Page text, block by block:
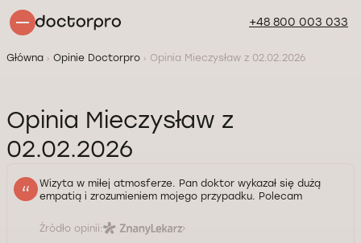
+48 800 003 033
Główna Opinie Doctorpro Opinia Mieczysław z 02.02.2026
Opinia Mieczysław z
02.02.2026
Wizyta w miłej atmosferze. Pan doktor wykazał się dużą
empatią i zrozumieniem mojego przypadku. Polecam
Źródło opinii: